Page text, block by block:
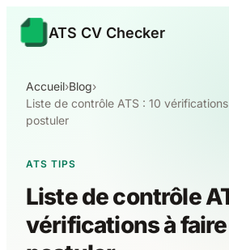
ATS CV Checker
Accueil›Blog›
Liste de contrôle ATS : 10
postuler
ATS TIPS
Liste de contrôle
vérifications à